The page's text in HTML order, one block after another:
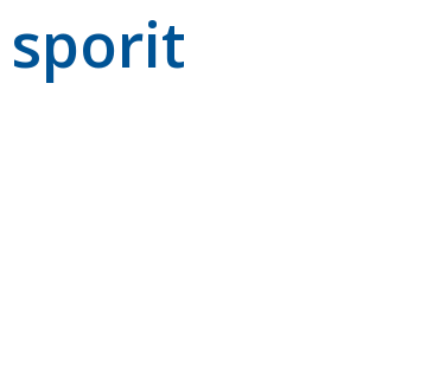
sporit